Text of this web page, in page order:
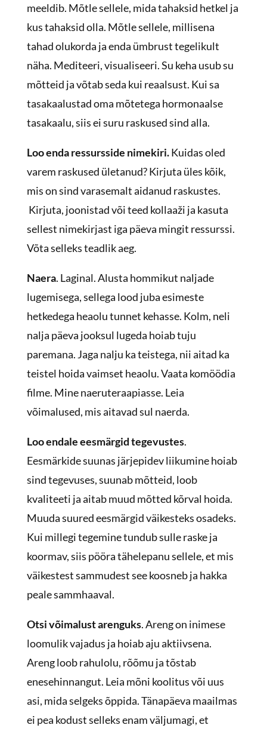
meeldib. Mõtle sellele, mida tahaksid hetkel ja
kus tahaksid olla. Mõtle sellele, millisena
tahad olukorda ja enda ümbrust tegelikult
näha. Mediteeri, visualiseeri. Su keha usub su
mõtteid ja võtab seda kui reaalsust. Kui sa
tasakaalustad oma mõtetega hormonaalse
tasakaalu, siis ei suru raskused sind alla.
Loo enda ressursside nimekiri.Kuidas oled
varem raskused ületanud? Kirjuta üles kõik,
mis on sind varasemalt aidanud raskustes.
Kirjuta, joonistad või teed kollaaži ja kasuta
sellest nimekirjast iga päeva mingit ressurssi.
Võta selleks teadlik aeg.
Naera. Laginal. Alusta hommikut naljade
lugemisega, sellega lood juba esimeste
hetkedega heaolu tunnet kehasse. Kolm, neli
nalja päeva jooksul lugeda hoiab tuju
paremana. Jaga nalju ka teistega, nii aitad ka
teistel hoida vaimset heaolu. Vaata komöödia
filme. Mine naeruteraapiasse. Leia
võimalused, mis aitavad sul naerda.
Loo endale eesmärgid tegevustes.
Eesmärkide suunas järjepidev liikumine hoiab
sind tegevuses, suunab mõtteid, loob
kvaliteeti ja aitab muud mõtted kõrval hoida.
Muuda suured eesmärgid väikesteks osadeks.
Kui millegi tegemine tundub sulle raske ja
koormav, siis pööra tähelepanu sellele, et mis
väikestest sammudest see koosneb ja hakka
peale sammhaaval.
Otsi võimalust arenguks. Areng on inimese
loomulik vajadus ja hoiab aju aktiivsena.
Areng loob rahulolu, rõõmu ja tõstab
enesehinnangut. Leia mõni koolitus või uus
asi, mida selgeks õppida. Tänapäeva maailmas
ei pea kodust selleks enam väljumagi, et